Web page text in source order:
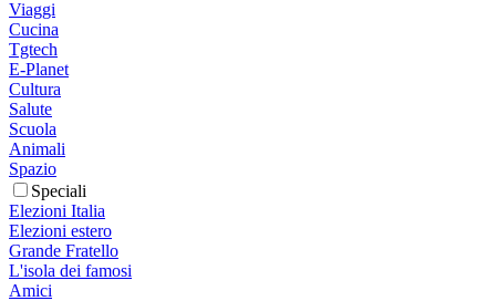
Viaggi
Cucina
Tgtech
E-Planet
Cultura
Salute
Scuola
Animali
Spazio
Speciali
Elezioni Italia
Elezioni estero
Grande Fratello
L'isola dei famosi
Amici